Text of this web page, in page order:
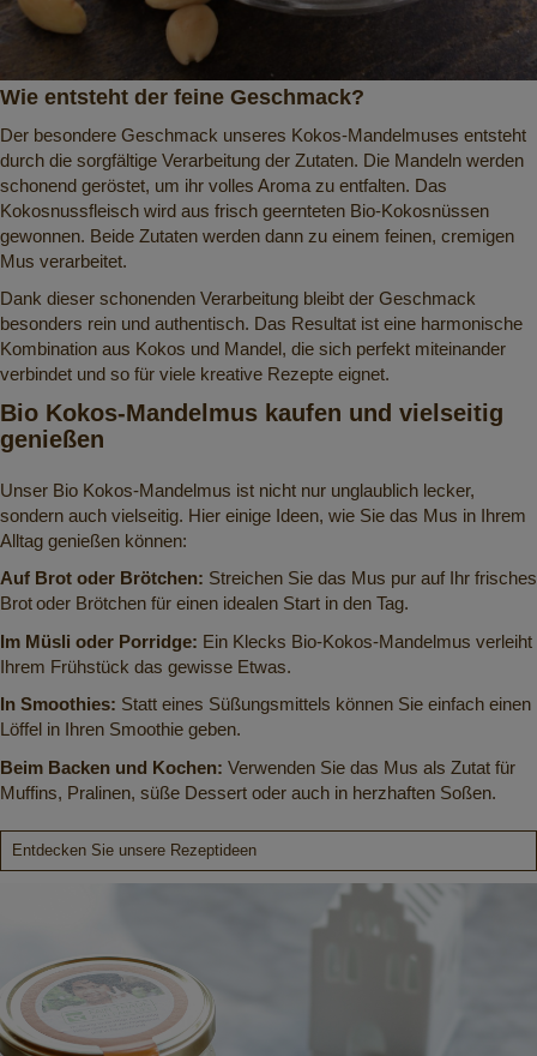
Wie entsteht der feine Geschmack?
Der besondere Geschmack unseres Kokos-Mandelmuses entsteht
durch die sorgfältige Verarbeitung der Zutaten. Die Mandeln werden
schonend geröstet, um ihr volles Aroma zu entfalten. Das
Kokosnussfleisch wird aus frisch geernteten Bio-Kokosnüssen
gewonnen. Beide Zutaten werden dann zu einem feinen, cremigen
Mus verarbeitet.
Dank dieser schonenden Verarbeitung bleibt der Geschmack
besonders rein und authentisch. Das Resultat ist eine harmonische
Kombination aus Kokos und Mandel, die sich perfekt miteinander
verbindet und so für viele kreative Rezepte eignet.
Bio Kokos-Mandelmus kaufen und vielseitig
genießen
Unser Bio Kokos-Mandelmus ist nicht nur unglaublich lecker,
sondern auch vielseitig. Hier einige Ideen, wie Sie das Mus in Ihrem
Alltag genießen können:
Auf Brot oder Brötchen: Streichen Sie das Mus pur auf Ihr frisches
Brot oder Brötchen für einen idealen Start in den Tag.
Im Müsli oder Porridge: Ein Klecks Bio-Kokos-Mandelmus verleiht
Ihrem Frühstück das gewisse Etwas.
In Smoothies: Statt eines Süßungsmittels können Sie einfach einen
Löffel in Ihren Smoothie geben.
Beim Backen und Kochen: Verwenden Sie das Mus als Zutat für
Muffins, Pralinen, süße Dessert oder auch in herzhaften Soßen.
Entdecken Sie unsere Rezeptideen